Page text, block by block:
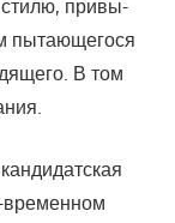
стилю, привы­
пытающегося
В том
временном